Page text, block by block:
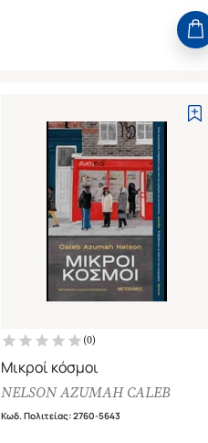
(0)
Μικροί κόσμοι
NELSON AZUMAH CALEB
Κωδ. Πολιτείας:2760-5643